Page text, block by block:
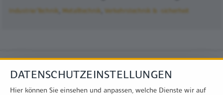
Industrie/Technik Metalltechnik Verkehrstechnik & -sicherheit
DATENSCHUTZEINSTELLUNGEN
Hier können Sie einsehen und anpassen, welche Dienste wir auf